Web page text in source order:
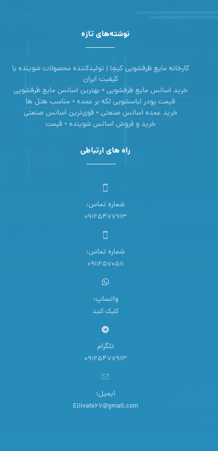
نوشته‌های تازه
کارخانه مایع ظرفشویی کیجا | تولیدکننده محصولات شوینده با
کیفیت ایران
خرید اسانس مایع ظرفشویی + بهترین اسانس مایع ظرفشویی
قیمت پودر لباسشویی لکه بر عمده + مناسب هتل ها
خرید عمده اسانس صنعتی + قوی‌ترین اسانس‌ صنعتی
خرید و فروش اسانس شوینده + قیمت
راه های ارتباطی
شماره تماس:
09125477913
شماره تماس:
09112570511
واتساپ:
کلیک کنید
تلگرام
09125477913
ایمیل:
Eliivafa67@gmail.com